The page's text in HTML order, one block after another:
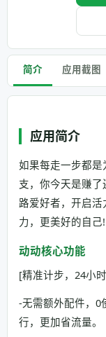
简介 应用截图
应用简介
如果每走一步都是
支，你今天是赚
路爱好者，开启
力，更美好的自己!
动动核心功能
[精准计步，24小
-无需额外配件，0
行，更加省流量。